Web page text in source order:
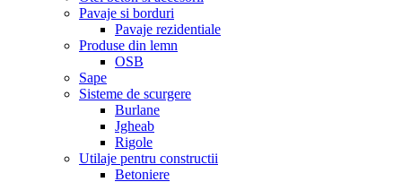
Pavaje si borduri
Pavaje rezidentiale
Produse din lemn
OSB
Sape
Sisteme de scurgere
Burlane
Jgheab
Rigole
Utilaje pentru constructii
Betoniere